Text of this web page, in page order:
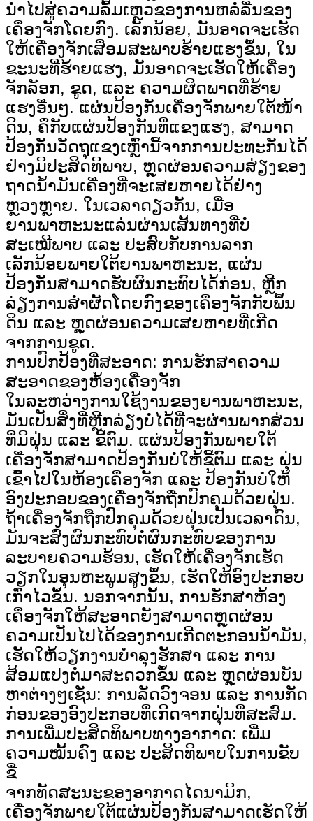
ນຳໄປສູ່ຄວາມລົ້ມເຫຼວຂອງການຫລໍ່ລື່ນຂອງ
ເຄື່ອງຈັກໂດຍກົງ. ເລັກນ້ອຍ, ມັນອາດຈະເຮັດ
ໃຫ້ເຄື່ອງຈັກເສື່ອມສະພາບຮ້າຍແຮງຂຶ້ນ, ໃນ
ຂະນະທີ່ຮ້າຍແຮງ, ມັນອາດຈະເຮັດໃຫ້ເຄື່ອງ
ຈັກລັອກ, ຂູດ, ແລະ ຄວາມຜິດພາດທີ່ຮ້າຍ
ແຮງອື່ນໆ. ແຜ່ນປ້ອງກັນເຄື່ອງຈັກພາຍໃຕ້ໜ້າ
ດິນ, ຄືກັບແຜ່ນປ້ອງກັນທີ່ແຂງແຮງ, ສາມາດ
ປ້ອງກັນວັດຖຸແຂງເຫຼົ່ານີ້ຈາກການປະທະກັນໄດ້
ຢ່າງມີປະສິດທິພາບ, ຫຼຸດຜ່ອນຄວາມສ່ຽງຂອງ
ຖາດນ້ຳມັນເຄື່ອງທີ່ຈະເສຍຫາຍໄດ້ຢ່າງ
ຫຼວງຫຼາຍ. ໃນເວລາດຽວກັນ, ເມື່ອ
ຍານພາຫະນະແລ່ນຜ່ານເສັ້ນທາງທີ່ບໍ່
ສະເໝີພາບ ແລະ ປະສົບກັບການລາກ
ເລັກນ້ອຍພາຍໃຕ້ຍານພາຫະນະ, ແຜ່ນ
ປ້ອງກັນສາມາດຮັບຜົນກະທົບໄດ້ກ່ອນ, ຫຼີກ
ລ່ຽງການສຳຜັດໂດຍກົງຂອງເຄື່ອງຈັກກັບພື້ນ
ດິນ ແລະ ຫຼຸດຜ່ອນຄວາມເສຍຫາຍທີ່ເກີດ
ຈາກການຂູດ.
ການປົກປ້ອງທີ່ສະອາດ: ການຮັກສາຄວາມ
ສະອາດຂອງຫ້ອງເຄື່ອງຈັກ
ໃນລະຫວ່າງການໃຊ້ງານຂອງຍານພາຫະນະ,
ມັນເປັນສິ່ງທີ່ຫຼີກລ່ຽງບໍ່ໄດ້ທີ່ຈະຜ່ານພາກສ່ວນ
ທີ່ມີຝຸ່ນ ແລະ ຂີ້ຕົມ. ແຜ່ນປ້ອງກັນພາຍໃຕ້
ເຄື່ອງຈັກສາມາດປ້ອງກັນບໍ່ໃຫ້ຂີ້ຕົມ ແລະ ຝຸ່ນ
ເຂົ້າໄປໃນຫ້ອງເຄື່ອງຈັກ ແລະ ປ້ອງກັນບໍ່ໃຫ້
ອົງປະກອບຂອງເຄື່ອງຈັກຖືກປົກຄຸມດ້ວຍຝຸ່ນ.
ຖ້າເຄື່ອງຈັກຖືກປົກຄຸມດ້ວຍຝຸ່ນເປັນເວລາດົນ,
ມັນຈະສົ່ງຜົນກະທົບຕໍ່ຜົນກະທົບຂອງການ
ລະບາຍຄວາມຮ້ອນ, ເຮັດໃຫ້ເຄື່ອງຈັກເຮັດ
ວຽກໃນອຸນຫະພູມສູງຂຶ້ນ, ເຮັດໃຫ້ອົງປະກອບ
ເກົ່າໄວຂຶ້ນ. ນອກຈາກນັ້ນ, ການຮັກສາຫ້ອງ
ເຄື່ອງຈັກໃຫ້ສະອາດຍັງສາມາດຫຼຸດຜ່ອນ
ຄວາມເປັນໄປໄດ້ຂອງການເກີດຕະກອນນ້ຳມັນ,
ເຮັດໃຫ້ວຽກງານບຳລຸງຮັກສາ ແລະ ການ
ສ້ອມແປງຕໍ່ມາສະດວກຂຶ້ນ ແລະ ຫຼຸດຜ່ອນບັນ
ຫາຕ່າງໆເຊັ່ນ: ການລັດວົງຈອນ ແລະ ການກັດ
ກ່ອນຂອງອົງປະກອບທີ່ເກີດຈາກຝຸ່ນທີ່ສະສົມ.
ການເພີ່ມປະສິດທິພາບທາງອາກາດ: ເພີ່ມ
ຄວາມໝັ້ນຄົງ ແລະ ປະສິດທິພາບໃນການຂັບ
ຂີ່
ຈາກທັດສະນະຂອງອາກາດໄດນາມິກ,
ເຄື່ອງຈັກພາຍໃຕ້ແຜ່ນປ້ອງກັນສາມາດເຮັດໃຫ້